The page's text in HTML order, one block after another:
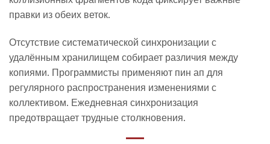
правки из обеих веток.
Отсутствие систематической синхронизации с
удалённым хранилищем собирает различия между
копиями. Программисты применяют пин ап для
регулярного распространения изменениями с
коллективом. Ежедневная синхронизация
предотвращает трудные столкновения.